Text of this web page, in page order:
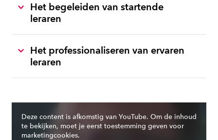
Het begeleiden van startende
leraren
Het professionaliseren van ervaren
leraren
Deze content is afkomstig van YouTube. Om de inhoud
te bekijken, moet je eerst toestemming geven voor
marketingcookies.